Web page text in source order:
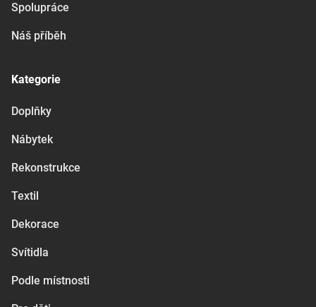
Spolupráce
Náš příběh
Kategorie
Doplňky
Nábytek
Rekonstrukce
Textil
Dekorace
Svítidla
Podle místnosti